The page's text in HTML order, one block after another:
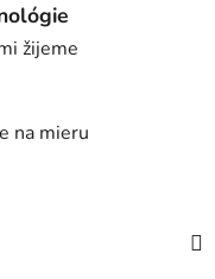
žijeme
na mieru